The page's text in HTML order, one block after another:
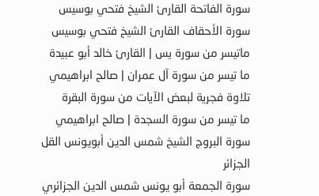
سورة الفاتحة القارئ الشيخ فتحي بوسيس
سورة الأحقاف القارئ الشيخ فتحي بوسيس
ماتيسر من سورة يس | القارئ خالد أبو عبيدة
ما تيسر من سورة آل عمران | صالح ابراهيمي
تلاوة فجرية لبعض الآيات من سورة البقرة
ما تيسر من سورة السجدة | صالح ابراهيمي
سورة البروج الشيخ شمس الدين أبويونس القل
الجزائر
سورة الجمعة أبو يونس شمس الدين الجزائري